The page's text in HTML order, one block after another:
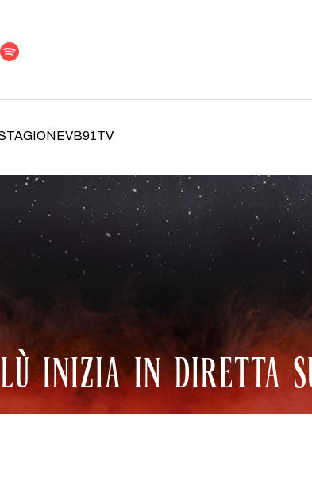
VB91TV
INIZIA IN DIRETTA